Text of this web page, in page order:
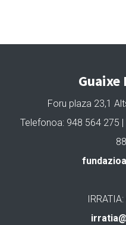
Guaixe
Foru plaza 23,1
Telefonoa: 948 564 275